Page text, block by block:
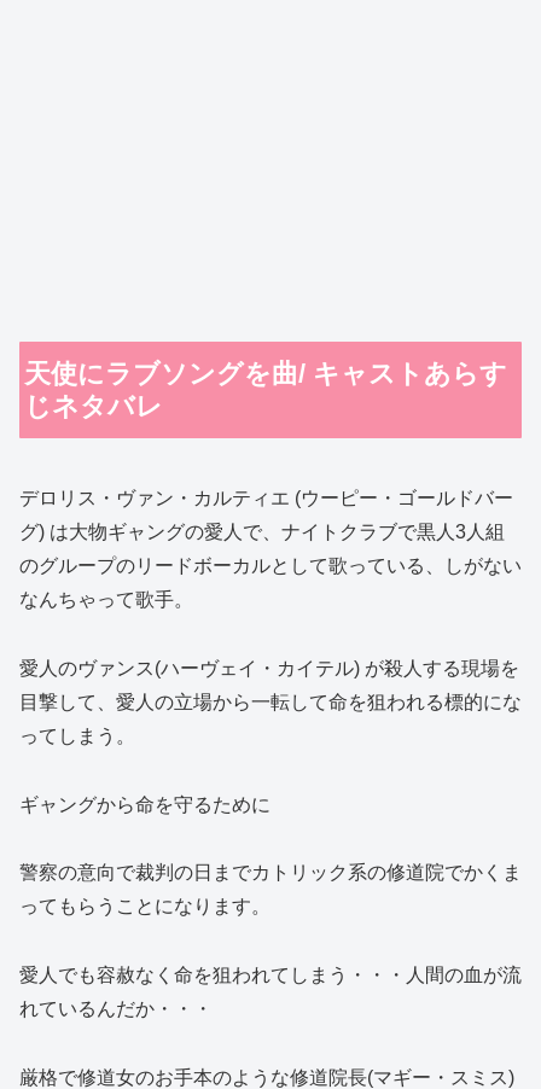
天使にラブソングを曲/ キャストあらす
じネタバレ
デロリス・ヴァン・カルティエ (ウーピー・ゴールドバー
グ) は大物ギャングの愛人で、ナイトクラブで黒人3人組
のグループのリードボーカルとして歌っている、しがない
なんちゃって歌手。
愛人のヴァンス(ハーヴェイ・カイテル) が殺人する現場を
目撃して、愛人の立場から一転して命を狙われる標的にな
ってしまう。
ギャングから命を守るために
警察の意向で裁判の日までカトリック系の修道院でかくま
ってもらうことになります。
愛人でも容赦なく命を狙われてしまう・・・人間の血が流
れているんだか・・・
厳格で修道女のお手本のような修道院長(マギー・スミス)